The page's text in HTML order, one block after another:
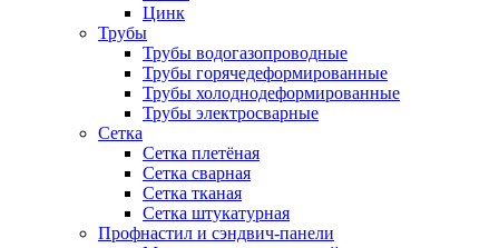
Цинк
Трубы
Трубы водогазопроводные
Трубы горячедеформированные
Трубы холоднодеформированные
Трубы электросварные
Сетка
Сетка плетёная
Сетка сварная
Сетка тканая
Сетка штукатурная
Профнастил и сэндвич-панели